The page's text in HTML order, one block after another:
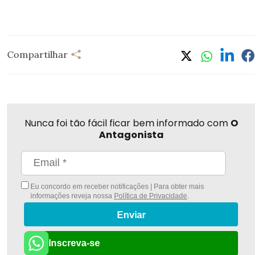
Compartilhar
Nunca foi tão fácil ficar bem informado com O
Antagonista
Eu concordo em receber notificações | Para obter mais
informações reveja nossa Política de Privacidade
Enviar
Inscreva-se